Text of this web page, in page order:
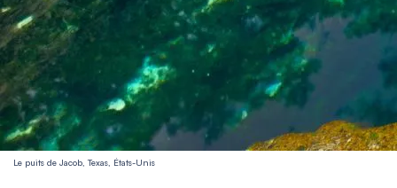
Le puits de Jacob, Texas, États-Unis